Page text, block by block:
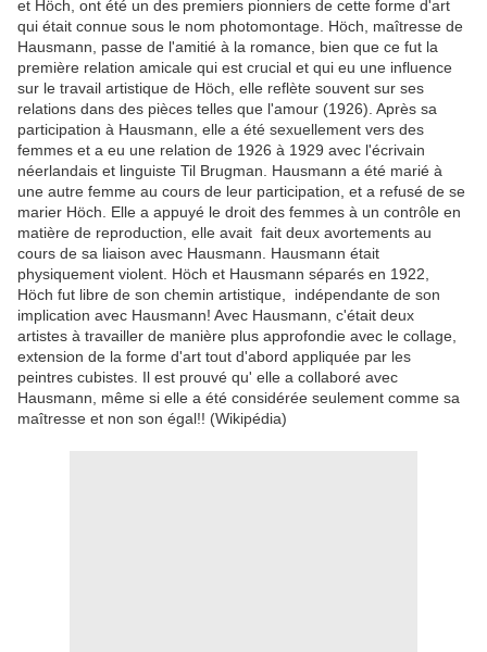
et Höch, ont été un des premiers pionniers de cette forme d'art
qui était connue sous le nom photomontage. Höch, maîtresse de
Hausmann, passe de l'amitié à la romance, bien que ce fut la
première relation amicale qui est crucial et qui eu une influence
sur le travail artistique de Höch, elle reflète souvent sur ses
relations dans des pièces telles que l'amour (1926). Après sa
participation à Hausmann, elle a été sexuellement vers des
femmes et a eu une relation de 1926 à 1929 avec l'écrivain
néerlandais et linguiste Til Brugman. Hausmann a été marié à
une autre femme au cours de leur participation, et a refusé de se
marier Höch. Elle a appuyé le droit des femmes à un contrôle en
matière de reproduction, elle avait fait deux avortements au
cours de sa liaison avec Hausmann. Hausmann était
physiquement violent. Höch et Hausmann séparés en 1922,
Höch fut libre de son chemin artistique, indépendante de son
implication avec Hausmann! Avec Hausmann, c'était deux
artistes à travailler de manière plus approfondie avec le collage,
extension de la forme d'art tout d'abord appliquée par les
peintres cubistes. Il est prouvé qu' elle a collaboré avec
Hausmann, même si elle a été considérée seulement comme sa
maîtresse et non son égal!! (Wikipédia)